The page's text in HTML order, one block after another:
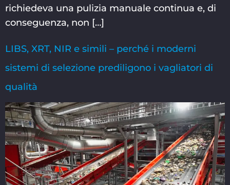
richiedeva una pulizia manuale continua e, di
conseguenza, non […]
LIBS, XRT, NIR e simili – perché i moderni
sistemi di selezione prediligono i vagliatori di
qualità